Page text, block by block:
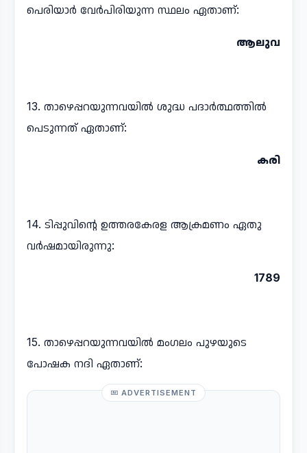
പെരിയാർ വേർപിരിയുന്ന സ്ഥലം ഏതാണ്:
ആലുവ
13. താഴെപ്പറയുന്നവയിൽ ശുദ്ധ പദാർത്ഥത്തിൽ
പെടുന്നത് ഏതാണ്:
കരി
14. ടിപ്പുവിന്റെ ഉത്തരകേരള ആക്രമണം ഏതു
വർഷമായിരുന്നു:
1789
15. താഴെപ്പറയുന്നവയിൽ മംഗലം പുഴയുടെ
പോഷക നദി ഏതാണ്:
ADVERTISEMENT